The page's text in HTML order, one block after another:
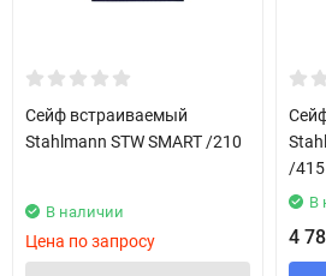
Сейф встраиваемый
Stahlmann STW SMART /210
В наличии
Цена по запросу
/415
В
4